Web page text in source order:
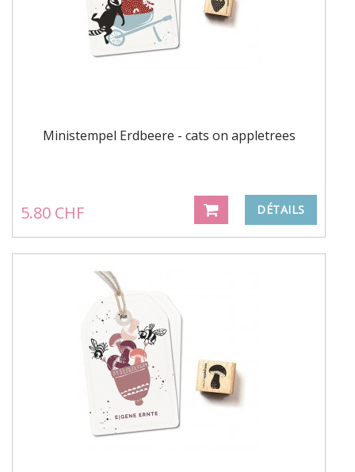
Ministempel Erdbeere - cats on appletrees
5.80 CHF DÉTAILS